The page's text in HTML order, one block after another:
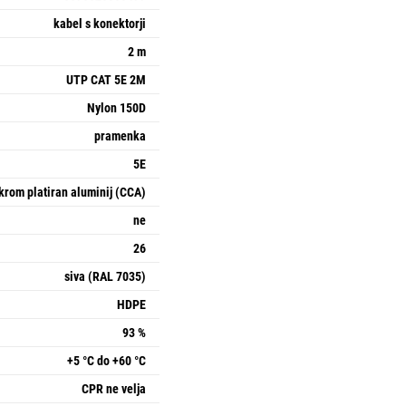
kabel s konektorji
2 m
UTP CAT 5E 2M
Nylon 150D
pramenka
5E
platiran aluminij (CCA)
ne
26
siva (RAL 7035)
HDPE
93 %
+5 °C do +60 °C
CPR ne velja